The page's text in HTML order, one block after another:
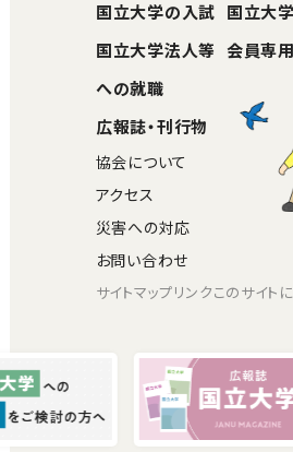
国立大学の入試
国立大学法人等
への就職
広報誌・刊行物
国立大
会員専
協会について
アクセス
災害への対応
お問い合わせ
サイトマップリンクこのサイト